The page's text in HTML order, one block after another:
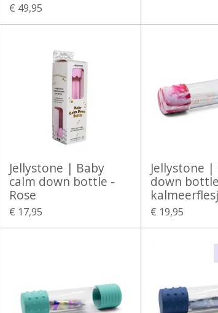
€ 49,95
Jellystone | Baby
calm down bottle -
Rose
€ 17,95
Jellystone |
down
€ 19,95